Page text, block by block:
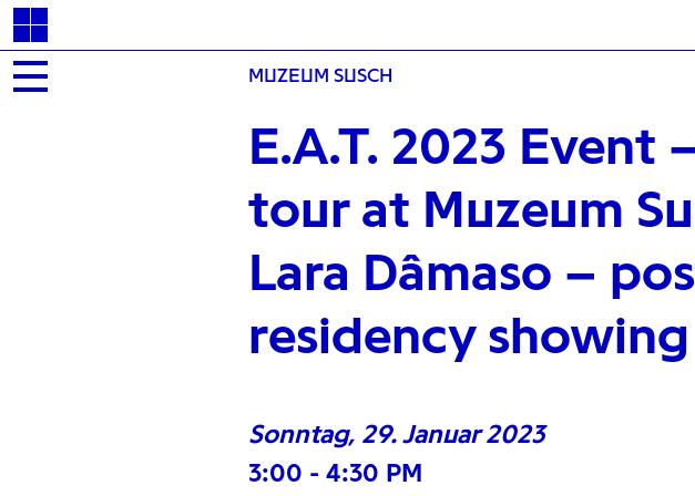
MUZEUM SUSCH
E.A.T. 2023 Event
tour at Muzeum
Lara Dâmaso –
residency showing
Sonntag, 29. Januar 2023
3:00 - 4:30 PM